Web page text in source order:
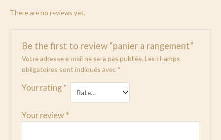
There are no reviews yet.
Be the first to review “panier a rangement”
Votre adresse e-mail ne sera pas publiée. Les champs
obligatoires sont indiqués avec *
Your rating *
Your review *